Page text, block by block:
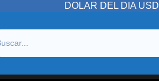
DOLAR DEL DIA